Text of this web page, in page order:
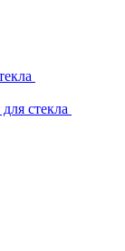
стекла